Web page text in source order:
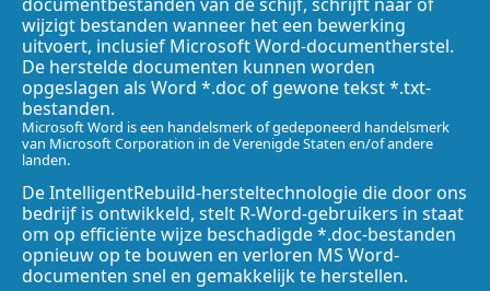
wijzigt bestanden wanneer het een bewerking
uitvoert, inclusief Microsoft Word-documentherstel.
De herstelde documenten kunnen worden
opgeslagen als Word *.doc of gewone tekst *.txt-
bestanden.
Microsoft Word is een handelsmerk of gedeponeerd handelsmerk
van Microsoft Corporation in de Verenigde Staten en/of andere
landen.
De IntelligentRebuild-hersteltechnologie die door ons
bedrijf is ontwikkeld, stelt R-Word-gebruikers in staat
om op efficiënte wijze beschadigde *.doc-bestanden
opnieuw op te bouwen en verloren MS Word-
documenten snel en gemakkelijk te herstellen.